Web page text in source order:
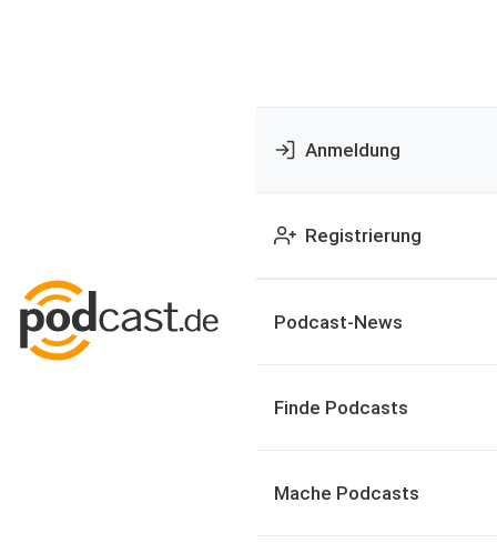
Anmeldung
Registrierung
Podcast-News
Finde Podcasts
Mache Podcasts